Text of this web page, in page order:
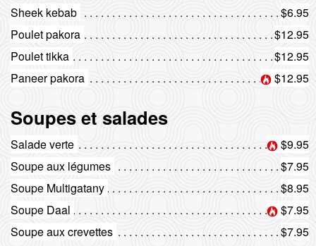
Sheek kebab
$6.95
Poulet pakora
$12.95
Poulet tikka
$12.95
Paneer pakora
$12.95
Soupes et salades
Salade verte
$9.95
Soupe aux légumes
$7.95
Soupe Multigatany
$8.95
Soupe Daal
$7.95
Soupe aux crevettes
$7.95